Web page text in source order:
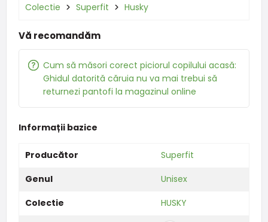
Colectie Superfit Husky
Vă recomandăm
Cum să măsori corect piciorul copilului acasă:
Ghidul datorită căruia nu va mai trebui să
returnezi pantofi la magazinul online
Informații bazice
Producător
Superfit
Genul
Unisex
Colectie
HUSKY